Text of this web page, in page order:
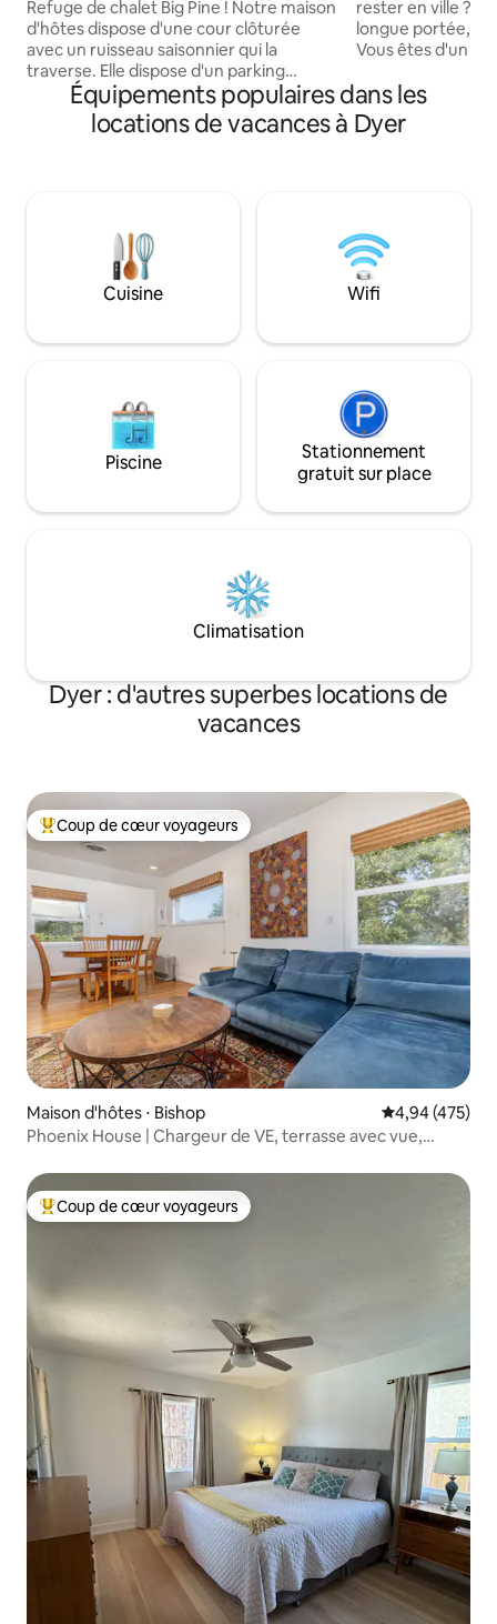
Refuge de chalet Big Pine ! Notre maison
d'hôtes dispose d'une cour clôturée
avec un ruisseau saisonnier qui la
traverse. Elle dispose d'un parking
pouvant accueillir 2 véhicules. Elle est à
distance de marche du centre-ville. Big
Pine est une petite ville, donc les
compagnie (30 lb) sont acceptés
moyennant un supplément de 30 $
payable à l'arrivée. Les animaux ne
doivent pas être laissés seuls. Le WiFi est
parfois.
rester en ville ?
longue portée,
Vous êtes d'un
l'autre. Cette
pour répondre à
cuisine
été. Nous
verte » certifiée
efforçons de
d'efficacité
Équipements populaires dans les
locations de vacances à Dyer
Cuisine Wifi
Piscine
Stationnement
gratuit sur place
Climatisation
Dyer : d'autres superbes locations de
vacances
Coups de cœur voyageurs les plus appréciés
Coup de cœur voyageurs
Maison d'hôtes ⋅ Bishop Évaluation
4,94 (475)
Phoenix House | Chargeur de VE, terrasse avec vue,
Coups de cœur voyageurs les plus appréciés
Coup de cœur voyageurs